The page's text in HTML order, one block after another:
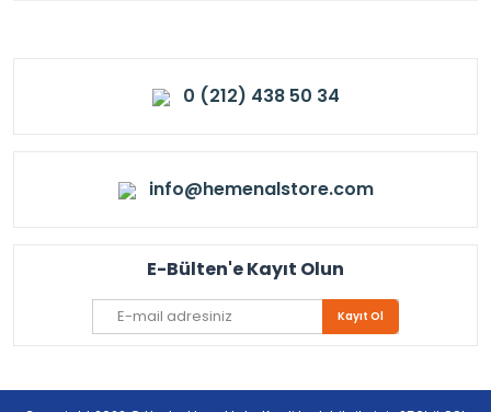
0 (212) 438 50 34
info@hemenalstore.com
E-Bülten'e Kayıt Olun
Kayıt Ol